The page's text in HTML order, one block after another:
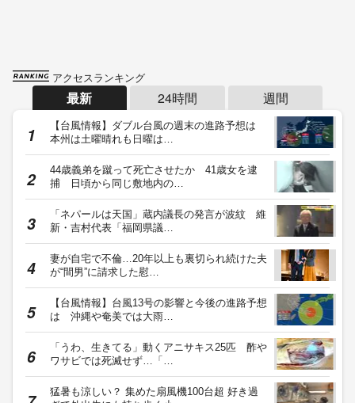
アクセスランキング
最新 24時間 週間
【台風情報】ダブル台風の週末の進路予想は
本州は土曜晴れも日曜は…
44歳義弟を蹴って死亡させたか 41歳女を逮
捕 日頃から同じ敷地内の…
「ネパールは天国」蔵内議長の発言が波紋 維
新・吉村代表「福岡県議…
妻が自宅で不倫…20年以上も裏切られ続けた夫
が“間男”に請求した慰…
【台風情報】台風13号の影響と今後の進路予想
は 沖縄や奄美では大雨…
「うわ、生きてる」動くアニサキス25匹 酢や
ワサビでは死滅せず…「…
猛暑も涼しい？ 集めた扇風機100台超 好き過